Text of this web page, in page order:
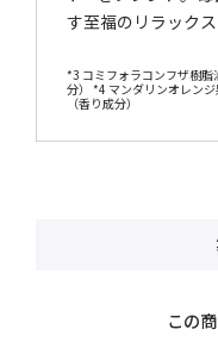
す至福のリラック
*3 コミフォラコンフザ樹
分） *4 マンダリンオレン
（香り成分）